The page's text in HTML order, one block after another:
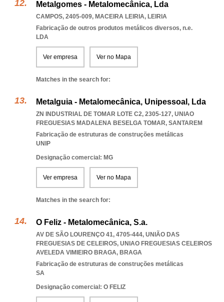
Metalgomes - Metalomecânica, Lda
CAMPOS, 2405-009, MACEIRA LEIRIA, LEIRIA
Fabricação de outros produtos metálicos diversos, n.e.
LDA
Ver empresa Ver no Mapa
Matches in the search for:
Metalguia - Metalomecânica, Unipessoal, Lda
ZN INDUSTRIAL DE TOMAR LOTE C2, 2305-127, UNIAO
FREGUESIAS MADALENA BESELGA TOMAR, SANTAREM
Fabricação de estruturas de construções metálicas
UNIP
Designação comercial: MG
Ver empresa Ver no Mapa
Matches in the search for:
O Feliz - Metalomecânica, S.a.
AV DE SÃO LOURENÇO 41, 4705-444, UNIÃO DAS
FREGUESIAS DE CELEIROS, UNIAO FREGUESIAS CELEIROS
AVELEDA VIMIEIRO BRAGA, BRAGA
Fabricação de estruturas de construções metálicas
SA
Designação comercial: O FELIZ